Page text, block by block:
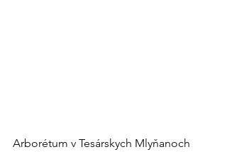
Arborétum v Tesárskych Mlyňanoch